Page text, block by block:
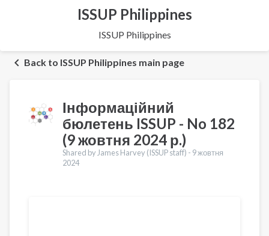
ISSUP Philippines
ISSUP Philippines
Back to ISSUP Philippines main page
Інформаційний
бюлетень ISSUP - No 182
(9 жовтня 2024 р.)
Shared by James Harvey (ISSUP staff) - 9 жовтня
2024